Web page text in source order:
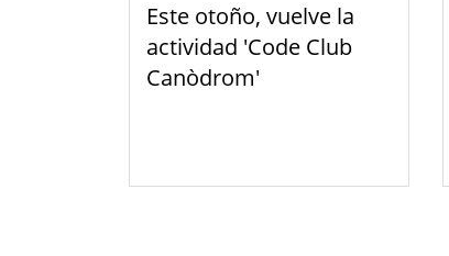
Este otoño, vuelve la
actividad 'Code Club
Canòdrom'